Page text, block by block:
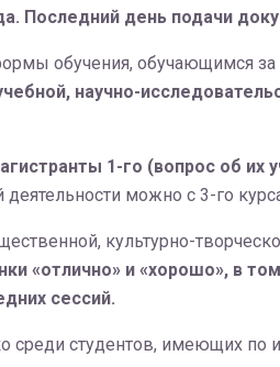
Последний день подачи
обучения, обучающимся за
научно-
1-го (вопрос об их
можно с 3-го
культурно-
«отлично» и «хорошо», в
сессий.
среди студентов, имеющих по